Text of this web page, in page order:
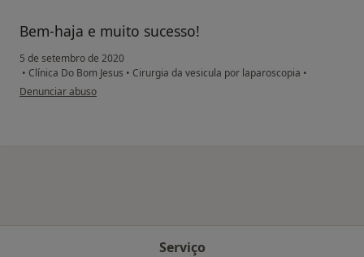
Bem-haja e muito sucesso!
5 de setembro de 2020
• Clínica Do Bom Jesus • Cirurgia da vesicula por laparoscopia •
na opinião do utilizador Anónimo
Denunciar abuso
Serviço